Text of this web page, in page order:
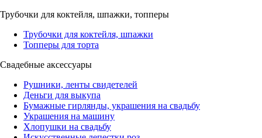
Трубочки для коктейля, шпажки, топперы
Трубочки для коктейля, шпажки
Топперы для торта
Свадебные аксессуары
Рушники, ленты свидетелей
Деньги для выкупа
Бумажные гирлянды, украшения на свадьбу
Украшения на машину
Хлопушки на свадьбу